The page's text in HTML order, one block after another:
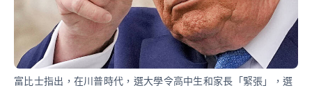
富比士指出，在川普時代，選大學令高中生和家長「緊張」，選